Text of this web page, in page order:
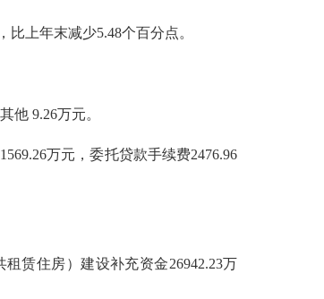
上年末减少5.48个百分点。
他 9.26万元。
万元，委托贷款手续费2476.96
赁住房）建设补充资金26942.23万